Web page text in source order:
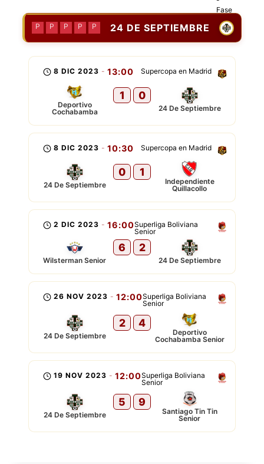
24 DE SEPTIEMBRE
P P P P P
Supercopa en Madrid
8 DIC 2023 - 13:00
Deportivo
Cochabamba
1 0
24 De Septiembre
Supercopa en Madrid
8 DIC 2023 - 10:30
24 De Septiembre
0 1
Independiente
Quillacollo
Superliga Boliviana
Senior
2 DIC 2023 - 16:00
Wilsterman Senior
6 2
24 De Septiembre
Superliga Boliviana
Senior
26 NOV 2023 - 12:00
24 De Septiembre
2 4
Deportivo
Cochabamba Senior
Superliga Boliviana
Senior
19 NOV 2023 - 12:00
24 De Septiembre
5 9
Santiago Tin Tin
Senior